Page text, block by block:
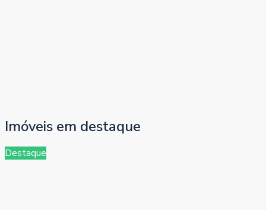
Imóveis em destaque
Destaque